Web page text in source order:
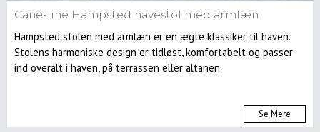
Cane-line Hampsted havestol med armlæn
Hampsted stolen med armlæn er en ægte klassiker til haven.
Stolens harmoniske design er tidløst, komfortabelt og passer
ind overalt i haven, på terrassen eller altanen.
Se Mere